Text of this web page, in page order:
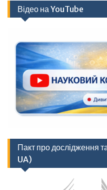
Відео на YouTube
Пакт про дослідження
UA)